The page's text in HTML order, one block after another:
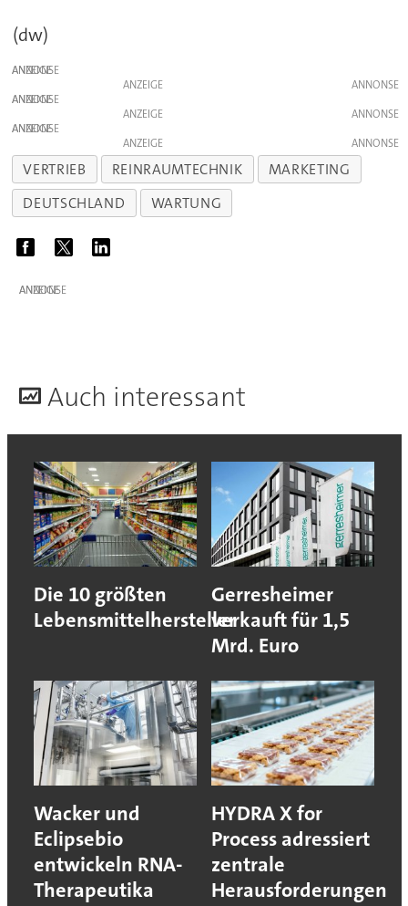
(dw)
ANZEIGE
ANZEIGE
ANZEIGE
ANZEIGE
ANZEIGE
ANZEIGE
VERTRIEB REINRAUMTECHNIK
MARKETING
DEUTSCHLAND
WARTUNG
ANZEIGE
Auch interessant
Die 10 größten
Lebensmittelhersteller
Gerresheimer
verkauft für 1,5
Mrd. Euro
Wacker und
Eclipsebio
entwickeln RNA-
Therapeutika
HYDRA X for
Process adressiert
zentrale
Herausforderungen